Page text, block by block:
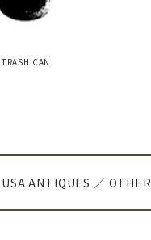
TRASH CAN
USA ANTIQUES ／ OTHER